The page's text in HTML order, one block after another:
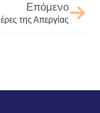
Επόμενο
της Απεργίας